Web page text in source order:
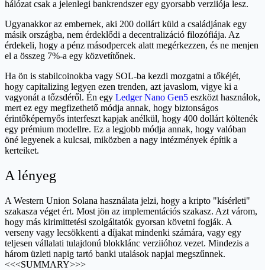
hálózat csak a jelenlegi bankrendszer egy gyorsabb verziiója lesz.
Ugyanakkor az embernek, aki 200 dollárt küld a családjának egy
másik országba, nem érdeklődi a decentralizáció filozófiája. Az
érdekeli, hogy a pénz másodpercek alatt megérkezzen, és ne menjen
el a összeg 7%-a egy közvetítőnek.
Ha ön is stabilcoinokba vagy SOL-ba kezdi mozgatni a tőkéjét,
hogy capitalizing legyen ezen trenden, azt javaslom, vigye ki a
vagyonát a tőzsdéről. Én egy Ledger Nano Gen5 eszközt használok,
mert ez egy megfizethető módja annak, hogy biztonságos
érintőképernyős interfeszt kapjak anélkül, hogy 400 dollárt költenék
egy prémium modellre. Ez a legjobb módja annak, hogy valóban
öné legyenek a kulcsai, miközben a nagy intézmények építik a
kerteiket.
A lényeg
A Western Union Solana használata jelzi, hogy a kripto "kísérleti"
szakasza véget ért. Most jön az implementációs szakasz. Azt várom,
hogy más kirimittetési szolgáltatók gyorsan követni fogják. A
verseny vagy lecsökkenti a díjakat mindenki számára, vagy egy
teljesen vállalati tulajdonú blokklánc verziióhoz vezet. Mindezis a
három üzleti napig tartó banki utalások napjai megszűnnek.
<<<SUMMARY>>>